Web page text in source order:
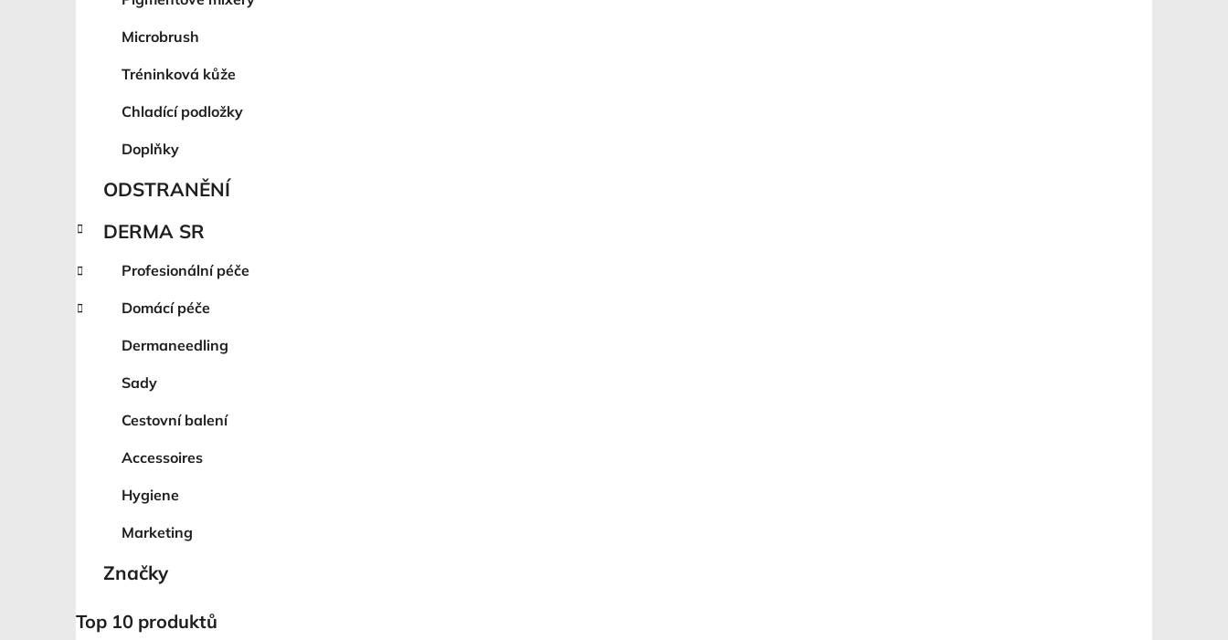
Microbrush
Tréninková kůže
Chladící podložky
Doplňky
ODSTRANĚNÍ
DERMA SR
Profesionální péče
Domácí péče
Dermaneedling
Sady
Cestovní balení
Accessoires
Hygiene
Marketing
Značky
Top 10 produktů